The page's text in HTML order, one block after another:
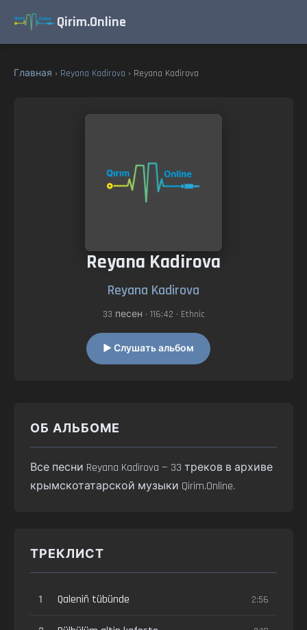
Qirim.Online
Главная › Reyana Kadirova › Reyana Kadirova
Reyana Kadirova
Reyana Kadirova
33 песен • 116:42 • Ethnic
▶ Слушать альбом
ОБ АЛЬБОМЕ
Все песни Reyana Kadirova — 33 треков в архиве
крымскотатарской музыки Qirim.Online.
ТРЕКЛИСТ
1 Qaleniñ tübünde 2:56